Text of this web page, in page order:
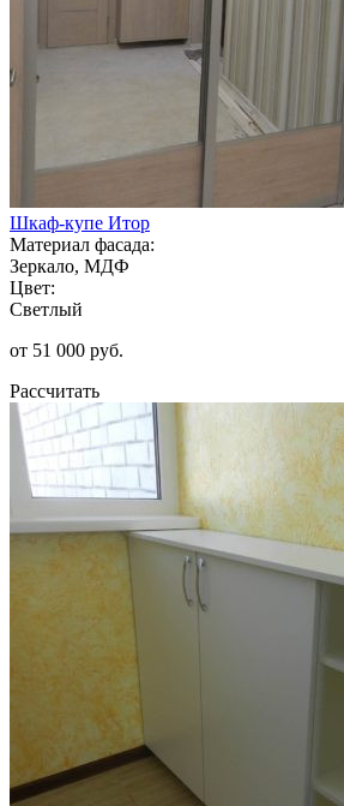
Шкаф-купе Итор
Материал фасада:
Зеркало, МДФ
Цвет:
Светлый
от 51 000 руб.
Рассчитать